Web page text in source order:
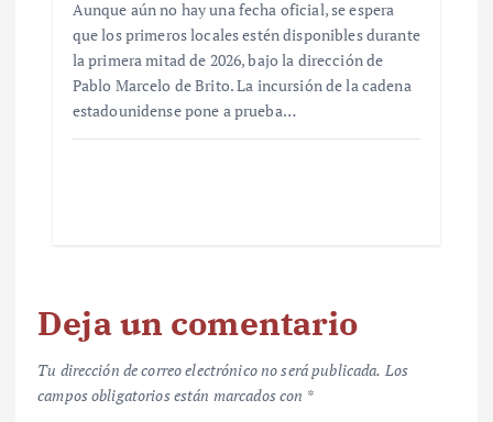
Aunque aún no hay una fecha oficial, se espera
que los primeros locales estén disponibles durante
la primera mitad de 2026, bajo la dirección de
Pablo Marcelo de Brito. La incursión de la cadena
estadounidense pone a prueba…
Deja un comentario
Tu dirección de correo electrónico no será publicada. Los
campos obligatorios están marcados con *